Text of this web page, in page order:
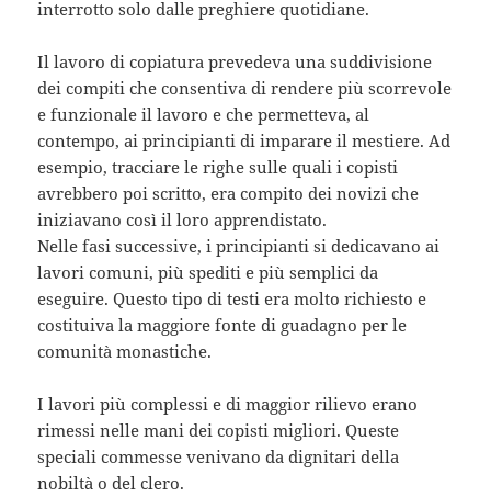
interrotto solo dalle preghiere quotidiane.
Il lavoro di copiatura prevedeva una suddivisione
dei compiti che consentiva di rendere più scorrevole
e funzionale il lavoro e che permetteva, al
contempo, ai principianti di imparare il mestiere. Ad
esempio, tracciare le righe sulle quali i copisti
avrebbero poi scritto, era compito dei novizi che
iniziavano così il loro apprendistato.
Nelle fasi successive, i principianti si dedicavano ai
lavori comuni, più spediti e più semplici da
eseguire. Questo tipo di testi era molto richiesto e
costituiva la maggiore fonte di guadagno per le
comunità monastiche.
I lavori più complessi e di maggior rilievo erano
rimessi nelle mani dei copisti migliori. Queste
speciali commesse venivano da dignitari della
nobiltà o del clero.